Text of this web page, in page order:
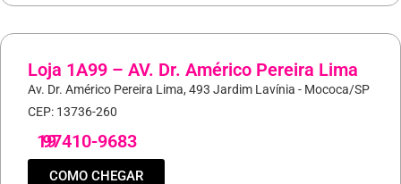
Loja 1A99 – AV. Dr. Américo Pereira Lima
Av. Dr. Américo Pereira Lima, 493 Jardim Lavínia - Mococa/SP
CEP: 13736-260
19
97410-9683
COMO CHEGAR